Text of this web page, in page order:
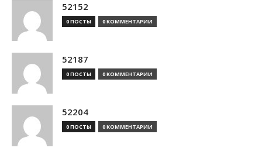
52152
0 ПОСТЫ 0 КОММЕНТАРИИ
52187
0 ПОСТЫ 0 КОММЕНТАРИИ
52204
0 ПОСТЫ 0 КОММЕНТАРИИ